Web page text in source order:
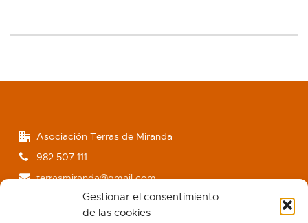
Gestionar el consentimiento
de las cookies
Asociación Terras de Miranda
982 507 111
terrasmiranda@gmail.com
www.terrasdemiranda.org